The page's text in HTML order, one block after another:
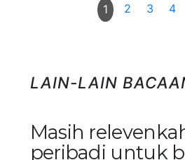
1 2 3 4
LAIN-LAIN
Masih
peribadi untuk